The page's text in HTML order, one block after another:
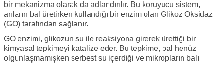
bir mekanizma olarak da adlandırılır. Bu koruyucu sistem,
arıların bal üretirken kullandığı bir enzim olan Glikoz Oksidaz
(GO) tarafından sağlanır.
GO enzimi, glikozun su ile reaksiyona girerek ürettiği bir
kimyasal tepkimeyi katalize eder. Bu tepkime, bal henüz
olgunlaşmamışken serbest su içerdiği ve mikropların balı